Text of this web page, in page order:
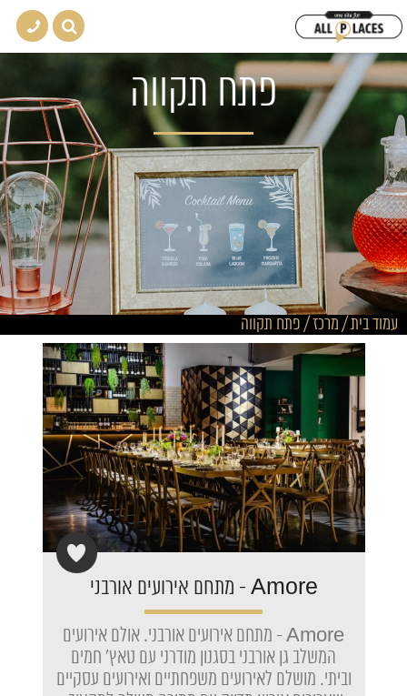
פתח תקווה
עמוד בית/מרכז/פתח תקווה
Amore - מתחם אירועים אורבני
Amore - מתחם אירועים אורבני. אולם אירועים
המשלב גן אורבני בסגנון מודרני עם טאץ' חמים
וביתי. מושלם לאירועים משפחתיים ואירועים עסקיים